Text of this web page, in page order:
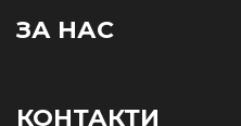
ЗА НАС
КОНТАКТИ